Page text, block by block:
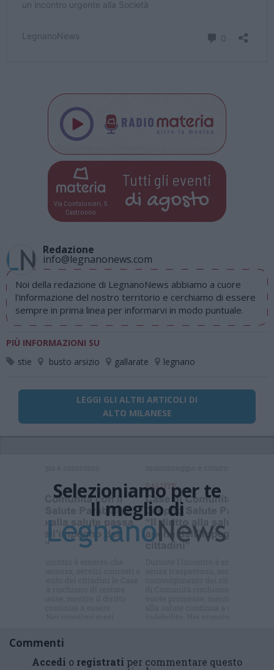
Via Confalonieri, 5
Castronno
Tutti gli eventi
di agosto
Redazione
info@legnanonews.com
Noi della redazione di LegnanoNews abbiamo a cuore
l'informazione del nostro territorio e cerchiamo di essere
sempre in prima linea per informarvi in modo puntuale.
PIÙ INFORMAZIONI SU
stie
busto arsizio gallarate legnano
LEGGI GLI ALTRI ARTICOLI DI
ALTO MILANESE
Selezioniamo per te
Il meglio di
Commenti
Accedi o registrati per commentare questo